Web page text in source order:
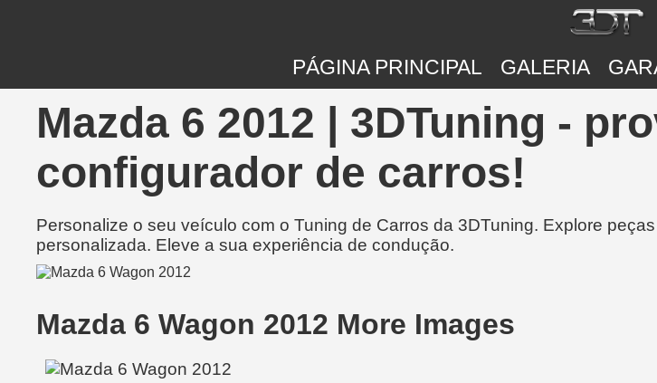
PÁGINA PRINCIPAL GALERIA
Mazda 6 2012 | 3DTuning -
configurador de carros!
Personalize o seu veículo com o Tuning de Carros da 3DTuning. Explore
personalizada. Eleve a sua experiência de condução.
Mazda 6 Wagon 2012 More Images